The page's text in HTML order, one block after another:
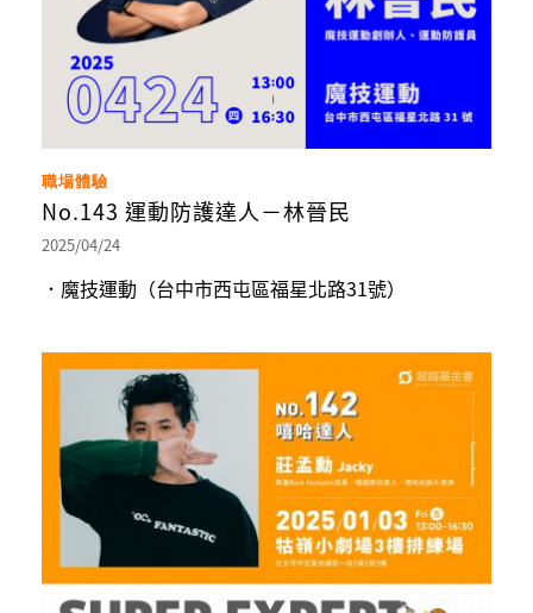
職場體驗
No.143 運動防護達人－林晉民
2025/04/24
．魔技運動（台中市西屯區福星北路31號）